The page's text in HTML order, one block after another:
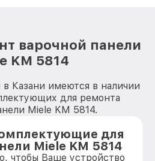
варочной панели
KM 5814
Казани имеются в наличии
для ремонта
Miele KM 5814.
для
Miele KM 5814
чтобы Ваше устройство